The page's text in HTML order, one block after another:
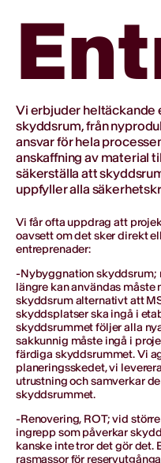
Entreprenad
Vi erbjuder heltäckande
Vi erbjuder
skyddsrum, från
ansvar för hela
anskaffning av material
säkerställa att
uppfyller alla
Vi får ofta uppdrag att
oavsett om det sker direkt
entreprenader:
-Nybyggnation skyddsrum;
längre kan användas
skyddsrum alternativt att
skyddsplatser ska ingå i
skyddsrummet följer alla
sakkunnig måste ingå i
färdiga skyddsrummet. Vi
planeringsskedet, vi
utrustning och samverkar
skyddsrummet.
-Renovering, ROT; vid
ingrepp som påverkar
kanske inte tror det gör det.
rasmassor för